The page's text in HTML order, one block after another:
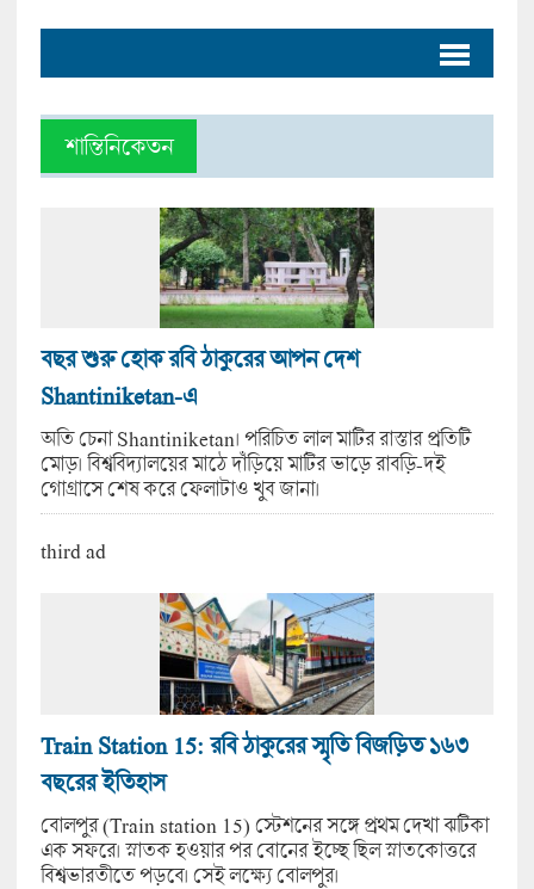
শান্তিনিকেতন
বছর শুরু হোক রবি ঠাকুরের আপন দেশ
Shantiniketan-এ
অতি চেনা Shantiniketan। পরিচিত লাল মাটির রাস্তার প্রতিটি
মোড়। বিশ্ববিদ্যালয়ের মাঠে দাঁড়িয়ে মাটির ভাড়ে রাবড়ি-দই
গোগ্রাসে শেষ করে ফেলাটাও খুব জানা।
third ad
Train Station 15: রবি ঠাকুরের স্মৃতি বিজড়িত ১৬৩
বছরের ইতিহাস
বোলপুর (Train station 15) স্টেশনের সঙ্গে প্রথম দেখা ঝটিকা
এক সফরে। স্নাতক হওয়ার পর বোনের ইচ্ছে ছিল স্নাতকোত্তরে
বিশ্বভারতীতে পড়বে। সেই লক্ষ্যে বোলপুর।